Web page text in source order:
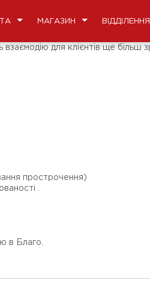
МАГАЗИН ВІДДІЛЕННЯ
для клієнтів ще
прострочення)
.
в Благо.